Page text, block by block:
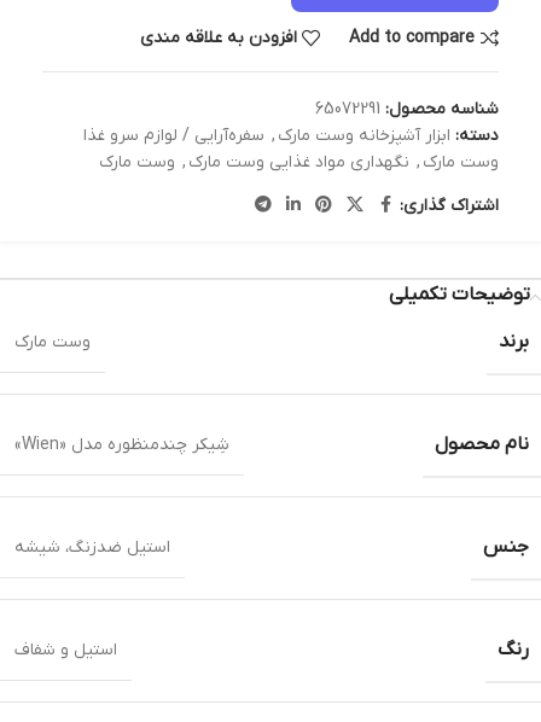
Add to compare افزودن به علاقه مندی
شناسه محصول: 65072291
دسته: ابزار آشپزخانه وست مارک , سفره‌آرایی / لوازم سرو غذا
وست مارک , نگهداری مواد غذایی وست مارک , وست مارک
اشتراک گذاری:
توضیحات تکمیلی
برند
وست مارک
نام محصول شِیکر چندمنظوره مدل «Wien»
جنس استیل ضدزنگ، شیشه
رنگ استیل و شفاف